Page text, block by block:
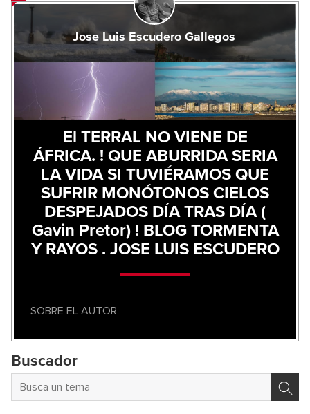
Jose Luis Escudero Gallegos
El TERRAL NO VIENE DE
ÁFRICA. ! QUE ABURRIDA SERIA
LA VIDA SI TUVIÉRAMOS QUE
SUFRIR MONÓTONOS CIELOS
DESPEJADOS DÍA TRAS DÍA (
Gavin Pretor) ! BLOG TORMENTA
Y RAYOS . JOSE LUIS ESCUDERO
SOBRE EL AUTOR
Buscador